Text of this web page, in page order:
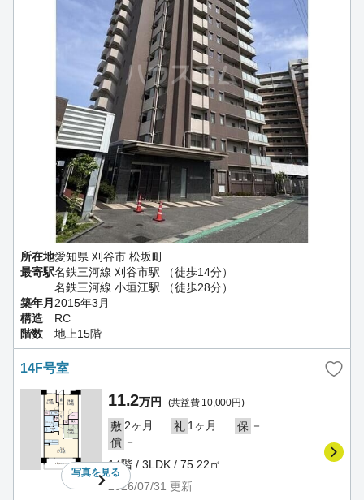
所在地愛知県 刈谷市 松坂町
最寄駅名鉄三河線 刈谷市駅 （徒歩14分）
名鉄三河線 小垣江駅 （徒歩28分）
築年月 2015年3月
構造
RC
階数
地上15階
14F号室
写真を見る
11.2万円 (共益費 10,000円)
敷 2ヶ月 礼 1ヶ月 保 －
償 －
14階 / 3LDK / 75.22㎡
2026/07/31 更新